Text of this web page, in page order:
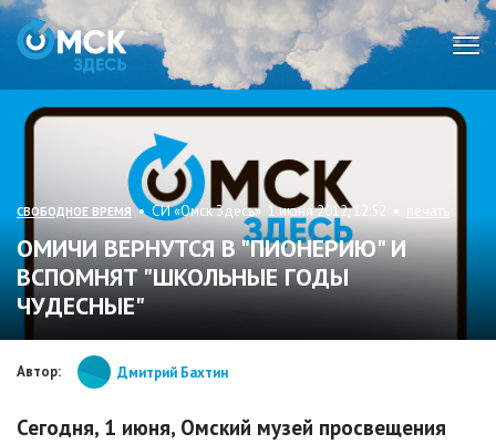
СВОБОДНОЕ ВРЕМЯ • СИ «Омск Здесь» 1 июня 2012, 12:52 • печать
ОМИЧИ ВЕРНУТСЯ В "ПИОНЕРИЮ" И
ВСПОМНЯТ "ШКОЛЬНЫЕ ГОДЫ
ЧУДЕСНЫЕ"
Автор: Дмитрий Бахтин
Сегодня, 1 июня, Омский музей просвещения